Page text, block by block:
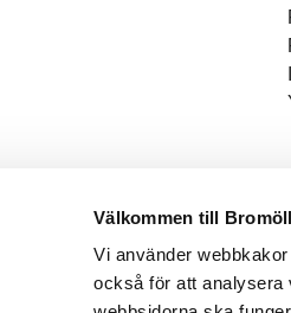
Välkommen till
Vi använder
också för att analysera